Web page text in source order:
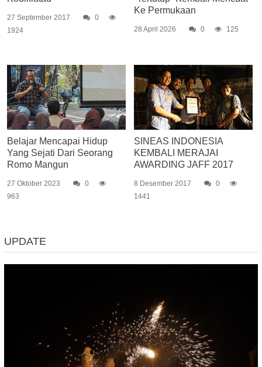
27 September 2017
0
1924
Ke Permukaan
28 April 2026 0 125
Belajar Mencapai Hidup
Yang Sejati Dari Seorang
Romo Mangun
27 Oktober 2023
0
963
SINEAS INDONESIA
KEMBALI MERAJAI
AWARDING JAFF 2017
8 Desember 2017
0
1441
UPDATE